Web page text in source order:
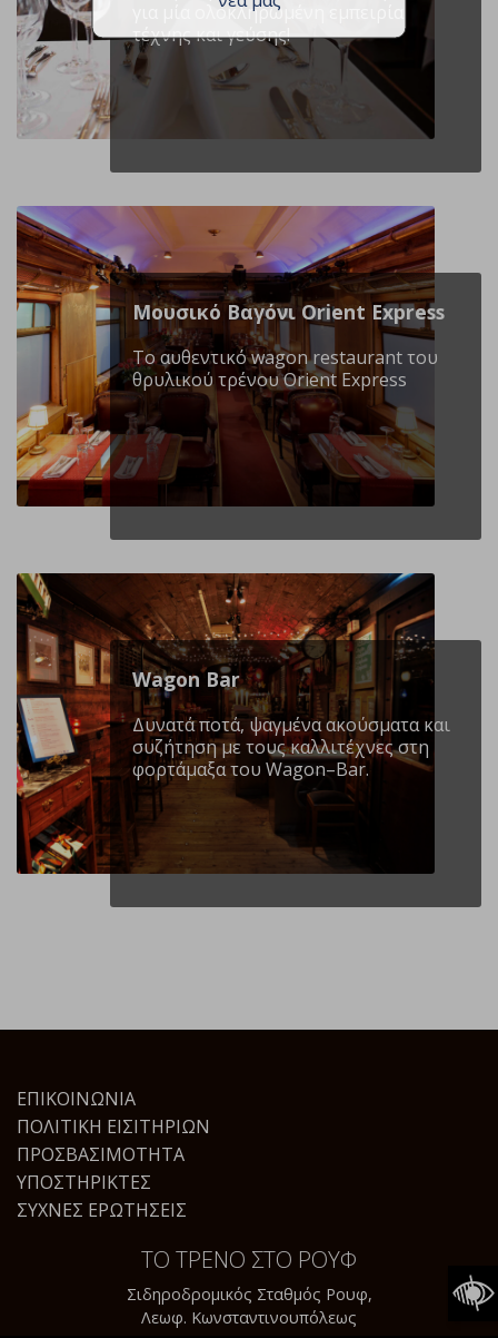
για μία ολοκληρωµένη εµπειρία
τέχνης και γεύσης!
Μουσικό Βαγόνι Orient Express
Το αυθεντικό wagon restaurant του
θρυλικού τρένου Orient Express
Wagon Βar
Δυνατά ποτά, ψαγμένα ακούσματα και
συζήτηση με τους καλλιτέχνες στη
φορτάμαξα του Wagon–Bar.
ΕΠΙΚΟΙΝΩΝΊΑ
ΠΟΛΙΤΙΚΉ ΕΙΣΙΤΗΡΊΩΝ
ΠΡΟΣΒΑΣΙΜΌΤΗΤΑ
ΥΠΟΣΤΗΡΙΚΤΈΣ
ΣΥΧΝΈΣ ΕΡΩΤΉΣΕΙΣ
ΤΟ ΤΡΕΝΟ ΣΤΟ ΡΟΥΦ
Σιδηροδρομικός Σταθμός Ρουφ,
Λεωφ. Κωνσταντινουπόλεως